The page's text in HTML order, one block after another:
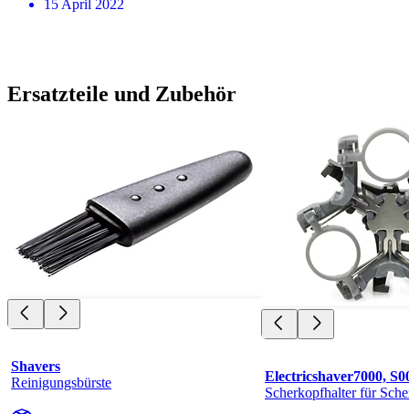
15 April 2022
Ersatzteile und Zubehör
Shavers
Reinigungsbürste
Electricshaver7000,
Scherkopfhalter für